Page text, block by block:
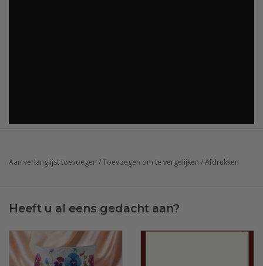
Aan verlanglijst toevoegen /Toevoegen om te vergelijken /Afdrukken
Heeft u al eens gedacht aan?